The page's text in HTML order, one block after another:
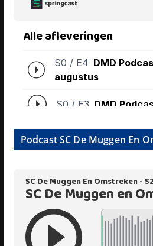
Podcast SC De Muggen En